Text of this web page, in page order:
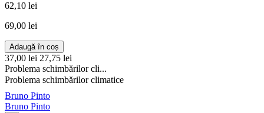
62,10 lei
69,00 lei
Adaugă în coș
37,00 lei 27,75 lei
Problema schimbărilor cli...
Problema schimbărilor climatice
Bruno Pinto
Bruno Pinto